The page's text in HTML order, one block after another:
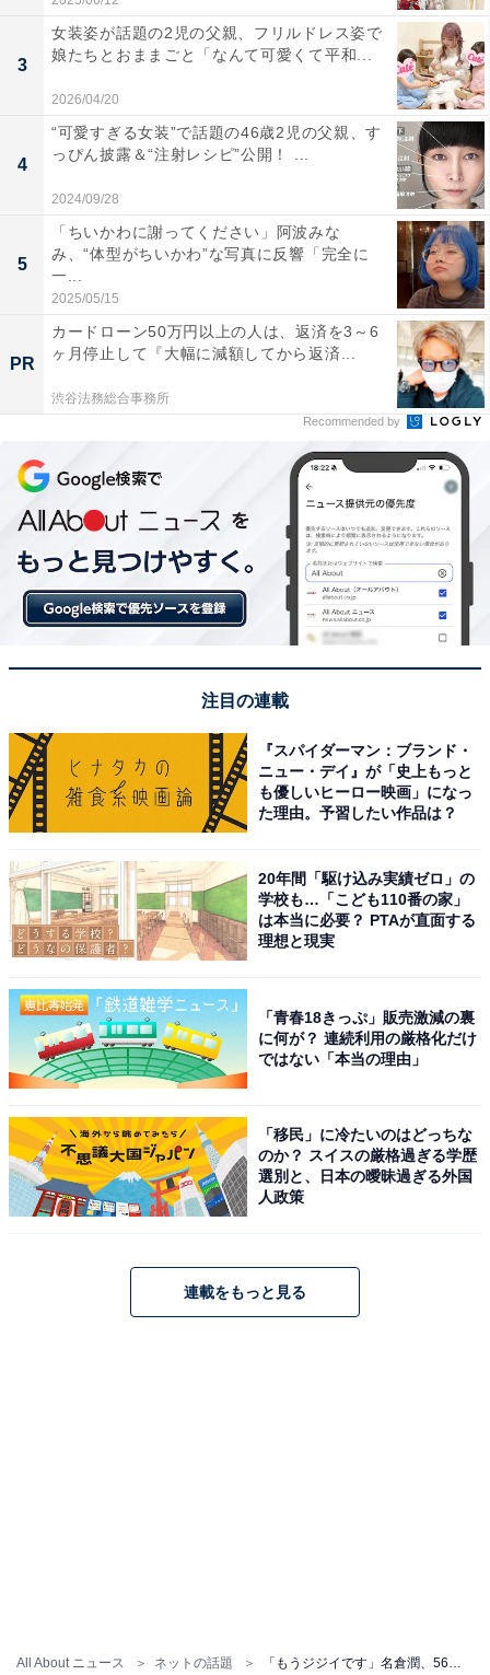
All About ニュース ネットの話題
3
女装姿が話題の2児の父親、フリルドレス姿で
娘たちとおままごと「なんて可愛くて平和...
2026/04/20
4
“可愛すぎる女装”で話題の46歳2児の父親、す
っぴん披露＆“注射レシピ”公開！ ...
2024/09/28
5
「ちいかわに謝ってください」阿波みな
み、“体型がちいかわ”な写真に反響「完全に
一...
2025/05/15
PR
カードローン50万円以上の人は、返済を3～6
ヶ月停止して『大幅に減額してから返済...
渋谷法務総合事務所
Recommended by
注目の連載
『スパイダーマン：ブランド・
ニュー・デイ』が「史上もっと
も優しいヒーロー映画」になっ
た理由。予習したい作品は？
20年間「駆け込み実績ゼロ」の
学校も…「こども110番の家」
は本当に必要？ PTAが直面する
理想と現実
「青春18きっぷ」販売激減の裏
に何が？ 連続利用の厳格化だけ
ではない「本当の理由」
「移民」に冷たいのはどっちな
のか？ スイスの厳格過ぎる学歴
選別と、日本の曖昧過ぎる外国
人政策
連載をもっと見る